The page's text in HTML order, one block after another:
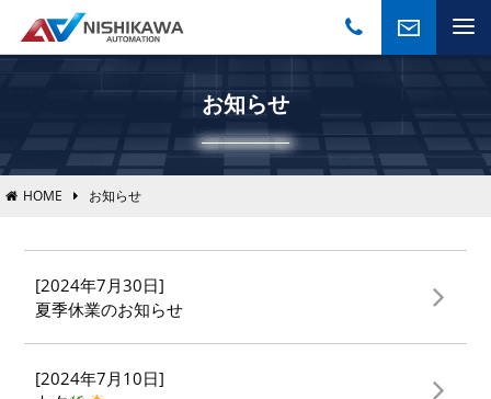
お知らせ
HOME お知らせ
[2024年7月30日]
夏季休業のお知らせ
[2024年7月10日]